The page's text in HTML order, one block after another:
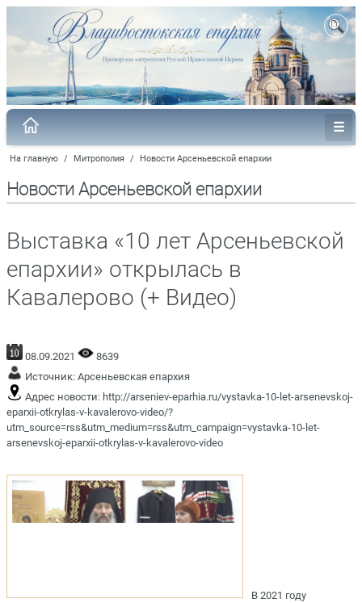
На главную / Митрополия / Новости Арсеньевской епархии
Новости Арсеньевской епархии
Выставка «10 лет Арсеньевской
епархии» открылась в
Кавалерово (+ Видео)
08.09.2021
8639
Источник: Арсеньевская епархия
Адрес новости: http://arseniev-eparhia.ru/vystavka-10-let-arsenevskoj-
eparxii-otkrylas-v-kavalerovo-video/?
utm_source=rss&utm_medium=rss&utm_campaign=vystavka-10-let-
arsenevskoj-eparxii-otkrylas-v-kavalerovo-video
В 2021 году